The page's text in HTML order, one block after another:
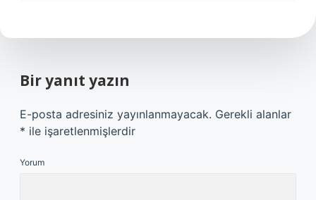
Bir yanıt yazın
E-posta adresiniz yayınlanmayacak. Gerekli alanlar
* ile işaretlenmişlerdir
Yorum